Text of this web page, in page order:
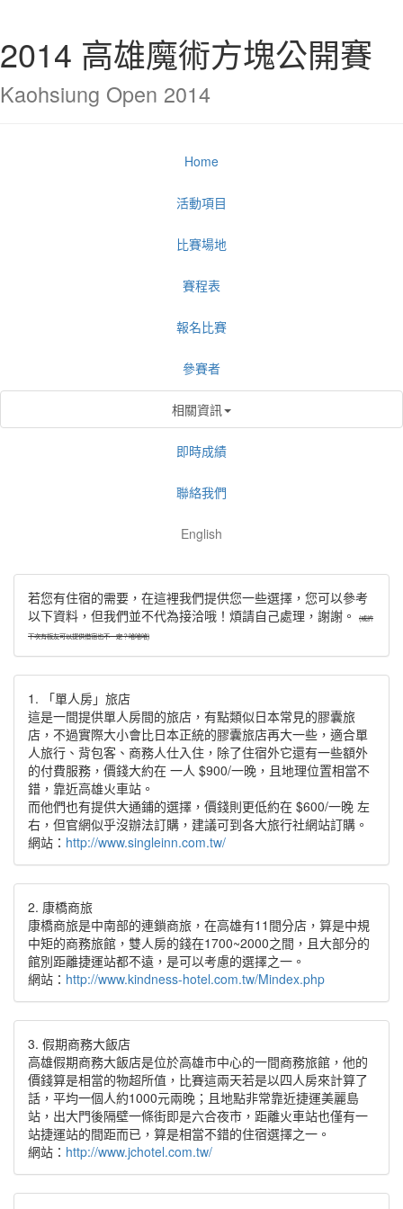
2014 高雄魔術方塊公開賽
Kaohsiung Open 2014
Home
活動項目
比賽場地
賽程表
報名比賽
參賽者
相關資訊
即時成績
聯絡我們
English
若您有住宿的需要，在這裡我們提供您一些選擇，您可以參考
以下資料，但我們並不代為接洽哦！煩請自己處理，謝謝。
(或許
下次有板友可以提供借宿也不一定？哈哈哈)
1. 「單人房」旅店
這是一間提供單人房間的旅店，有點類似日本常見的膠囊旅
店，不過實際大小會比日本正統的膠囊旅店再大一些，適合單
人旅行、背包客、商務人仕入住，除了住宿外它還有一些額外
的付費服務，價錢大約在 一人 $900/一晚，且地理位置相當不
錯，靠近高雄火車站。
而他們也有提供大通鋪的選擇，價錢則更低約在 $600/一晚 左
右，但官網似乎沒辦法訂購，建議可到各大旅行社網站訂購。
網站： http://www.singleinn.com.tw/
2. 康橋商旅
康橋商旅是中南部的連鎖商旅，在高雄有11間分店，算是中規
中矩的商務旅館，雙人房的錢在1700~2000之間，且大部分的
館別距離捷運站都不遠，是可以考慮的選擇之一。
網站： http://www.kindness-hotel.com.tw/Mindex.php
3. 假期商務大飯店
高雄假期商務大飯店是位於高雄市中心的一間商務旅館，他的
價錢算是相當的物超所值，比賽這兩天若是以四人房來計算了
話，平均一個人約1000元兩晚；且地點非常靠近捷運美麗島
站，出大門後隔壁一條街即是六合夜市，距離火車站也僅有一
站捷運站的間距而已，算是相當不錯的住宿選擇之一。
網站： http://www.jchotel.com.tw/